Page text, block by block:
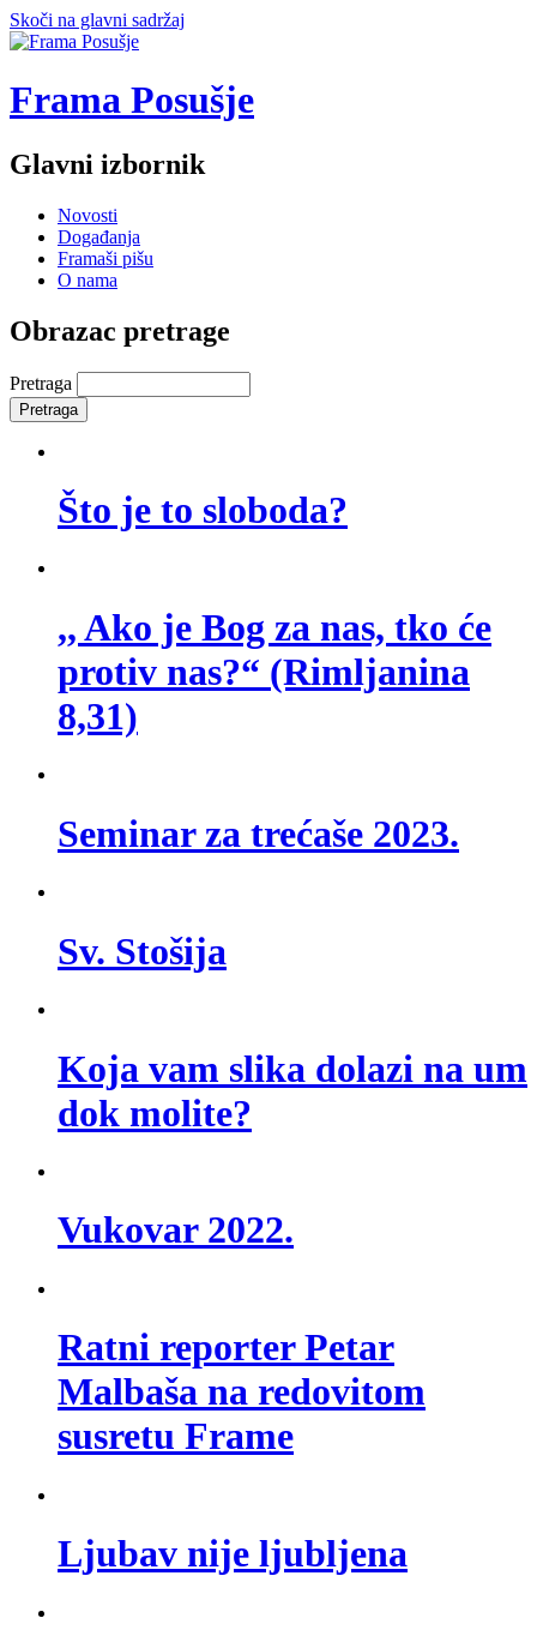
Skoči na glavni sadržaj
Frama Posušje
Glavni izbornik
Novosti
Događanja
Framaši pišu
O nama
Obrazac pretrage
Pretraga
Što je to sloboda?
,, Ako je Bog za nas, tko će
protiv nas?“ (Rimljanina
8,31)
Seminar za trećaše 2023.
Sv. Stošija
Koja vam slika dolazi na um
dok molite?
Vukovar 2022.
Ratni reporter Petar
Malbaša na redovitom
susretu Frame
Ljubav nije ljubljena